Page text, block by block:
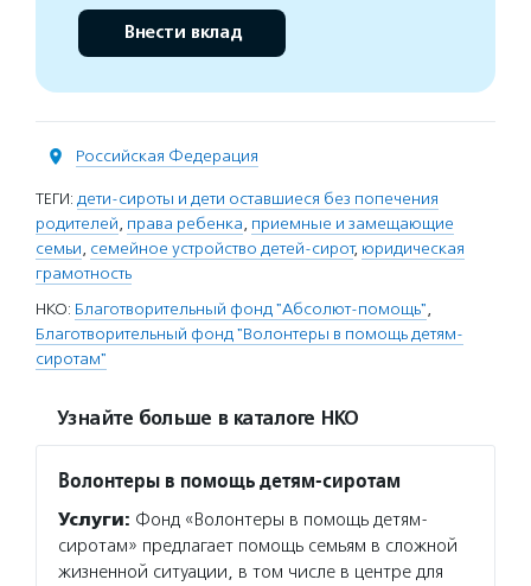
Внести вклад
Российская Федерация
ТЕГИ: дети-сироты и дети оставшиеся без попечения
родителей, права ребенка, приемные и замещающие
семьи, семейное устройство детей-сирот, юридическая
грамотность
НКО: Благотворительный фонд "Абсолют-помощь",
Благотворительный фонд "Волонтеры в помощь детям-
сиротам"
Узнайте больше в каталоге НКО
Волонтеры в помощь детям-сиротам
Услуги: Фонд «Волонтеры в помощь детям-
сиротам» предлагает помощь семьям в сложной
жизненной ситуации, в том числе в центре для